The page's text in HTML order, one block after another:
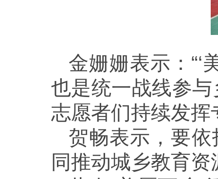
金姗姗表示：
也是统一战线参
志愿者们持续发
贺畅表示，要依
同推动城乡教育